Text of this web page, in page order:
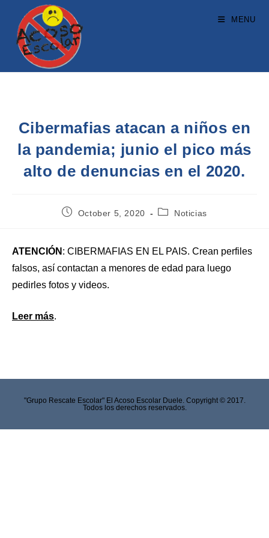
MENU
Cibermafias atacan a niños en
la pandemia; junio el pico más
alto de denuncias en el 2020.
October 5, 2020 Noticias
ATENCIÓN : CIBERMAFIAS EN EL PAIS. Crean perfiles
falsos, así contactan a menores de edad para luego
pedirles fotos y videos.
Leer más.
"Grupo Rescate Escolar" El Acoso Escolar Duele. Copyright © 2017.
Todos los derechos reservados.